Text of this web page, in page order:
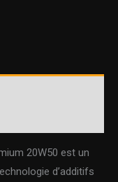
20W50 est un
d’additifs